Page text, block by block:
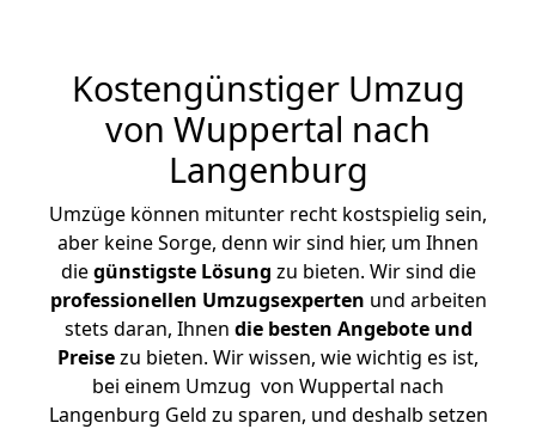
Kostengünstiger Umzug
von Wuppertal nach
Langenburg
Umzüge können mitunter recht kostspielig sein,
aber keine Sorge, denn wir sind hier, um Ihnen
diegünstigste Lösung zu bieten. Wir sind die
professionellen Umzugsexperten und arbeiten
stets daran, Ihnen die besten Angebote und
Preisezu bieten. Wir wissen, wie wichtig es ist,
bei einem Umzug von Wuppertal nach
Langenburg Geld zu sparen, und deshalb setzen